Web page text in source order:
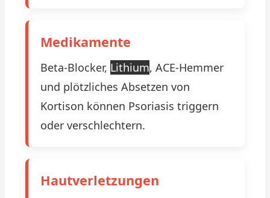
Medikamente
Beta-Blocker, Lithium, ACE-Hemmer
und plötzliches Absetzen von
Kortison können Psoriasis triggern
oder verschlechtern.
Hautverletzungen